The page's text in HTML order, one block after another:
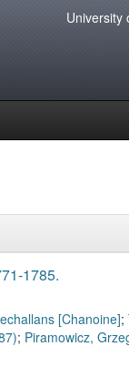
University
1785.
[Chanoine];
; Piramowicz,